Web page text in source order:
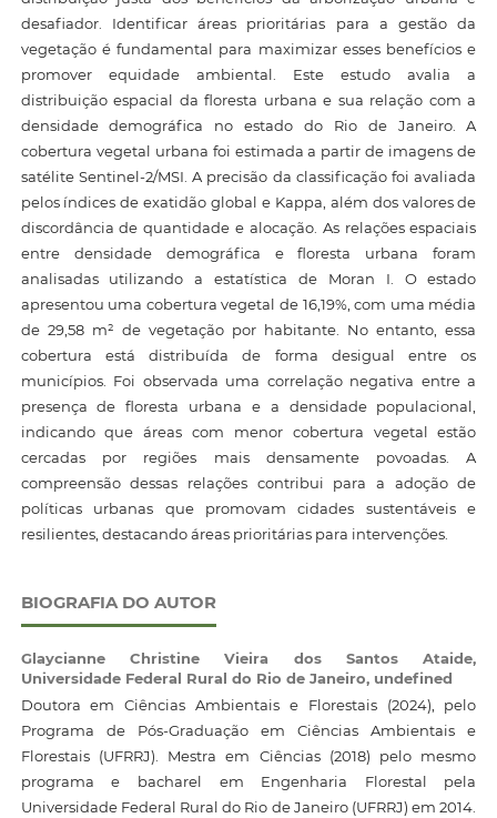
desafiador. Identificar áreas prioritárias para a gestão da
vegetação é fundamental para maximizar esses benefícios e
promover equidade ambiental. Este estudo avalia a
distribuição espacial da floresta urbana e sua relação com a
densidade demográfica no estado do Rio de Janeiro. A
cobertura vegetal urbana foi estimada a partir de imagens de
satélite Sentinel-2/MSI. A precisão da classificação foi avaliada
pelos índices de exatidão global e Kappa, além dos valores de
discordância de quantidade e alocação. As relações espaciais
entre densidade demográfica e floresta urbana foram
analisadas utilizando a estatística de Moran I. O estado
apresentou uma cobertura vegetal de 16,19%, com uma média
de 29,58 m² de vegetação por habitante. No entanto, essa
cobertura está distribuída de forma desigual entre os
municípios. Foi observada uma correlação negativa entre a
presença de floresta urbana e a densidade populacional,
indicando que áreas com menor cobertura vegetal estão
cercadas por regiões mais densamente povoadas. A
compreensão dessas relações contribui para a adoção de
políticas urbanas que promovam cidades sustentáveis e
resilientes, destacando áreas prioritárias para intervenções.
BIOGRAFIA DO AUTOR
Glaycianne Christine Vieira dos Santos Ataide,
Universidade Federal Rural do Rio de Janeiro, undefined
Doutora em Ciências Ambientais e Florestais (2024), pelo
Programa de Pós-Graduação em Ciências Ambientais e
Florestais (UFRRJ). Mestra em Ciências (2018) pelo mesmo
programa e bacharel em Engenharia Florestal pela
Universidade Federal Rural do Rio de Janeiro (UFRRJ) em 2014.